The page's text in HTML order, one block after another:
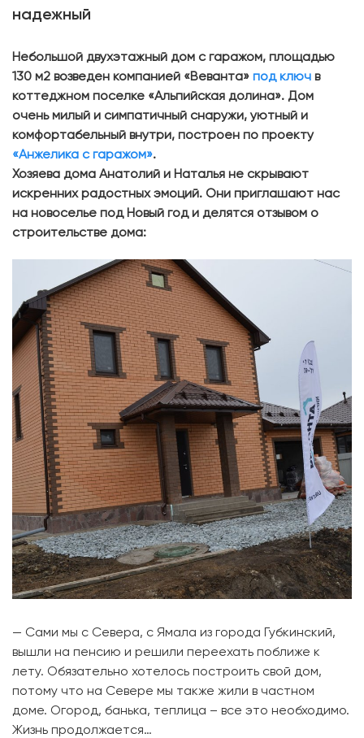
надежный
Небольшой двухэтажный дом с гаражом, площадью
130 м2 возведен компанией «Веванта» под ключ в
коттеджном поселке «Альпийская долина». Дом
очень милый и симпатичный снаружи, уютный и
комфортабельный внутри, построен по проекту
«Анжелика с гаражом».
Хозяева дома Анатолий и Наталья не скрывают
искренних радостных эмоций. Они приглашают нас
на новоселье под Новый год и делятся отзывом о
строительстве дома:
— Сами мы с Севера, с Ямала из города Губкинский,
вышли на пенсию и решили переехать поближе к
лету. Обязательно хотелось построить свой дом,
потому что на Севере мы также жили в частном
доме. Огород, банька, теплица – все это необходимо.
Жизнь продолжается…